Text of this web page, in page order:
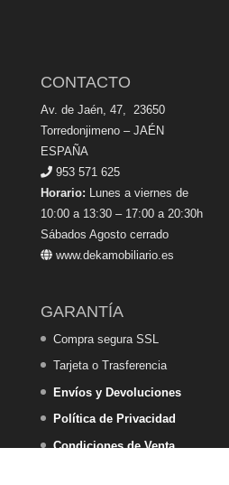
CONTACTO
Av. de Jaén, 47, 23650
Torredonjimeno – JAÉN
ESPAÑA
953 571 625
Horario: Lunes a viernes de
10:00 a 13:30 – 17:00 a 20:30h
Sábados Agosto cerrado
www.dekamobiliario.es
GARANTÍA
Compra segura SSL
Tarjeta o Trasferencia
Envíos y Devoluciones
Política de Privacidad
Condiciones de Venta